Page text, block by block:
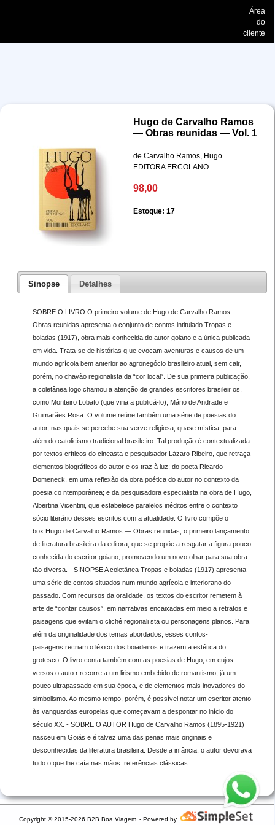
Área
do
cliente
Hugo de Carvalho Ramos
— Obras reunidas — Vol. 1
de Carvalho Ramos, Hugo
EDITORA ERCOLANO
98,00
Estoque: 17
Sinopse Detalhes
SOBRE O LIVRO O primeiro volume de Hugo de Carvalho Ramos —
Obras reunidas apresenta o conjunto de contos intitulado Tropas e
boiadas (1917), obra mais conhecida do autor goiano e a única publicada
em vida. Trata-se de histórias q ue evocam aventuras e causos de um
mundo agrícola bem anterior ao agronegócio brasileiro atual, sem cair,
porém, no chavão regionalista da “cor local”. De sua primeira publicação,
a coletânea logo chamou a atenção de grandes escritores brasileir os,
como Monteiro Lobato (que viria a publicá-lo), Mário de Andrade e
Guimarães Rosa. O volume reúne também uma série de poesias do
autor, nas quais se percebe sua verve religiosa, quase mística, para
além do catolicismo tradicional brasile iro. Tal produção é contextualizada
por textos críticos do cineasta e pesquisador Lázaro Ribeiro, que retraça
elementos biográficos do autor e os traz à luz; do poeta Ricardo
Domeneck, em uma reflexão da obra poética do autor no contexto da
poesia co ntemporânea; e da pesquisadora especialista na obra de Hugo,
Albertina Vicentini, que estabelece paralelos inéditos entre o contexto
sócio literário desses escritos com a atualidade. O livro compõe o
box Hugo de Carvalho Ramos — Obras reunidas, o primeiro lançamento
de literatura brasileira da editora, que se propõe a resgatar a figura pouco
conhecida do escritor goiano, promovendo um novo olhar para sua obra
tão diversa. - SINOPSE A coletânea Tropas e boiadas (1917) apresenta
uma série de contos situados num mundo agrícola e interiorano do
passado. Com recursos da oralidade, os textos do escritor remetem à
arte de “contar causos”, em narrativas encaixadas em meio a retratos e
paisagens que evitam o clichê regionali sta ou personagens planos. Para
além da originalidade dos temas abordados, esses contos-
paisagens recriam o léxico dos boiadeiros e trazem a estética do
grotesco. O livro conta também com as poesias de Hugo, em cujos
versos o auto r recorre a um lirismo embebido de romantismo, já um
pouco ultrapassado em sua época, e de elementos mais inovadores do
simbolismo. Ao mesmo tempo, porém, é possível notar um escritor atento
às vanguardas europeias que começavam a despontar no início do
século XX. - SOBRE O AUTOR Hugo de Carvalho Ramos (1895-1921)
nasceu em Goiás e é talvez uma das penas mais originais e
desconhecidas da literatura brasileira. Desde a infância, o autor devorava
tudo o que lhe caía nas mãos: referências clássicas
Copyright © 2015-2026 B2B Boa Viagem - Powered by